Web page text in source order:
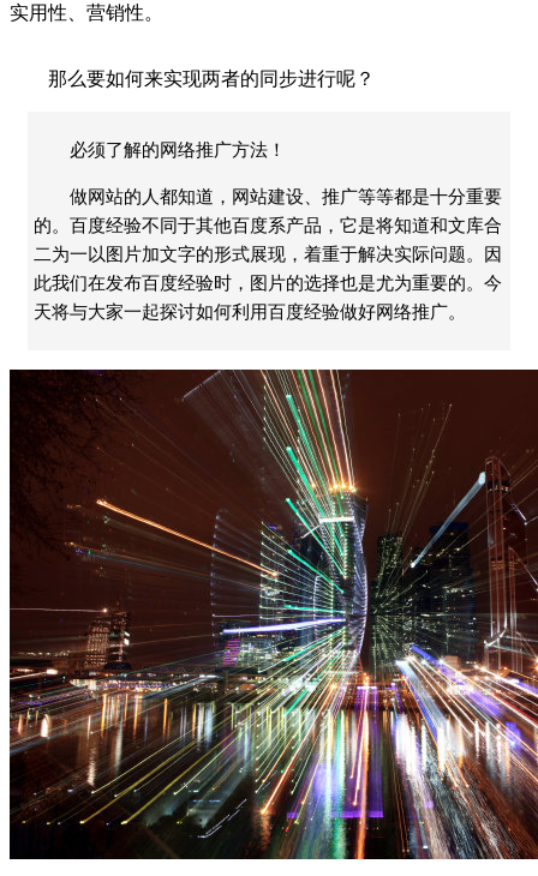
实用性、营销性。
那么要如何来实现两者的同步进行呢？
必须了解的网络推广方法！
做网站的人都知道，网站建设、推广等等都是十分重要
的。百度经验不同于其他百度系产品，它是将知道和文库合
二为一以图片加文字的形式展现，着重于解决实际问题。因
此我们在发布百度经验时，图片的选择也是尤为重要的。今
天将与大家一起探讨如何利用百度经验做好网络推广。